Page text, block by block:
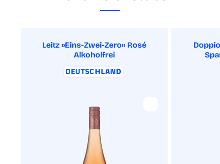
Leitz »Eins-Zwei-Zero« Rosé
Alkoholfrei
DEUTSCHLAND